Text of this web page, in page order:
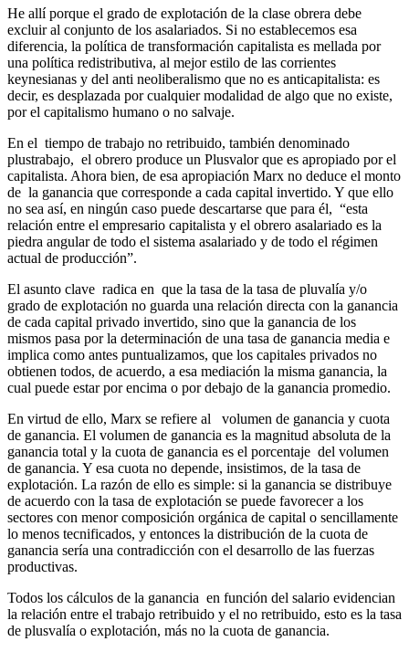
He allí porque el grado de explotación de la clase obrera debe
excluir al conjunto de los asalariados. Si no establecemos esa
diferencia, la política de transformación capitalista es mellada por
una política redistributiva, al mejor estilo de las corrientes
keynesianas y del anti neoliberalismo que no es anticapitalista: es
decir, es desplazada por cualquier modalidad de algo que no existe,
por el capitalismo humano o no salvaje.
En el tiempo de trabajo no retribuido, también denominado
plustrabajo, el obrero produce un Plusvalor que es apropiado por el
capitalista. Ahora bien, de esa apropiación Marx no deduce el monto
de la ganancia que corresponde a cada capital invertido. Y que ello
no sea así, en ningún caso puede descartarse que para él, “esta
relación entre el empresario capitalista y el obrero asalariado es la
piedra angular de todo el sistema asalariado y de todo el régimen
actual de producción”.
El asunto clave radica en que la tasa de la tasa de pluvalía y/o
grado de explotación no guarda una relación directa con la ganancia
de cada capital privado invertido, sino que la ganancia de los
mismos pasa por la determinación de una tasa de ganancia media e
implica como antes puntualizamos, que los capitales privados no
obtienen todos, de acuerdo, a esa mediación la misma ganancia, la
cual puede estar por encima o por debajo de la ganancia promedio.
En virtud de ello, Marx se refiere al volumen de ganancia y cuota
de ganancia. El volumen de ganancia es la magnitud absoluta de la
ganancia total y la cuota de ganancia es el porcentaje del volumen
de ganancia. Y esa cuota no depende, insistimos, de la tasa de
explotación. La razón de ello es simple: si la ganancia se distribuye
de acuerdo con la tasa de explotación se puede favorecer a los
sectores con menor composición orgánica de capital o sencillamente
lo menos tecnificados, y entonces la distribución de la cuota de
ganancia sería una contradicción con el desarrollo de las fuerzas
productivas.
Todos los cálculos de la ganancia en función del salario evidencian
la relación entre el trabajo retribuido y el no retribuido, esto es la tasa
de plusvalía o explotación, más no la cuota de ganancia.